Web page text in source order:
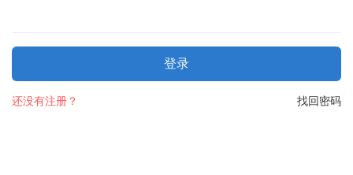
登录
找回密码
还没有注册？